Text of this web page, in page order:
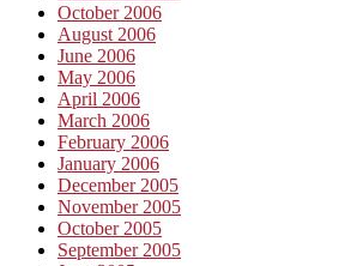
October 2006
August 2006
June 2006
May 2006
April 2006
March 2006
February 2006
January 2006
December 2005
November 2005
October 2005
September 2005